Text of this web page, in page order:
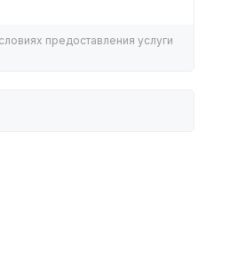
предоставления услуги